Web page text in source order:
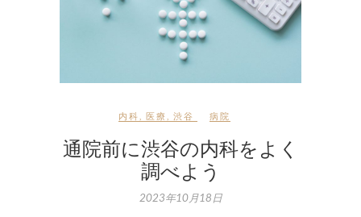
内科 医療 渋谷 病院
通院前に渋谷の内科をよく
調べよう
2023年10月18日